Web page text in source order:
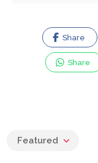
Share
Share
Featured